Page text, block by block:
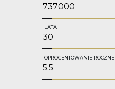
LATA
OPROCENTOWANIE ROCZNE